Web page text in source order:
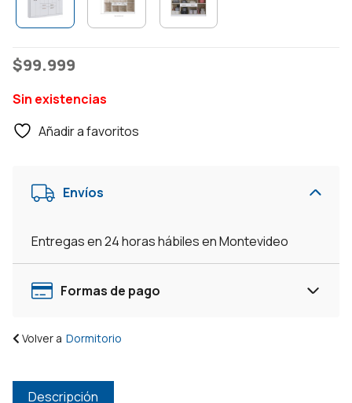
$99.999
Sin existencias
Añadir a favoritos
Envíos
Entregas en 24 horas hábiles en Montevideo
Formas de pago
Volver a Dormitorio
Descripción